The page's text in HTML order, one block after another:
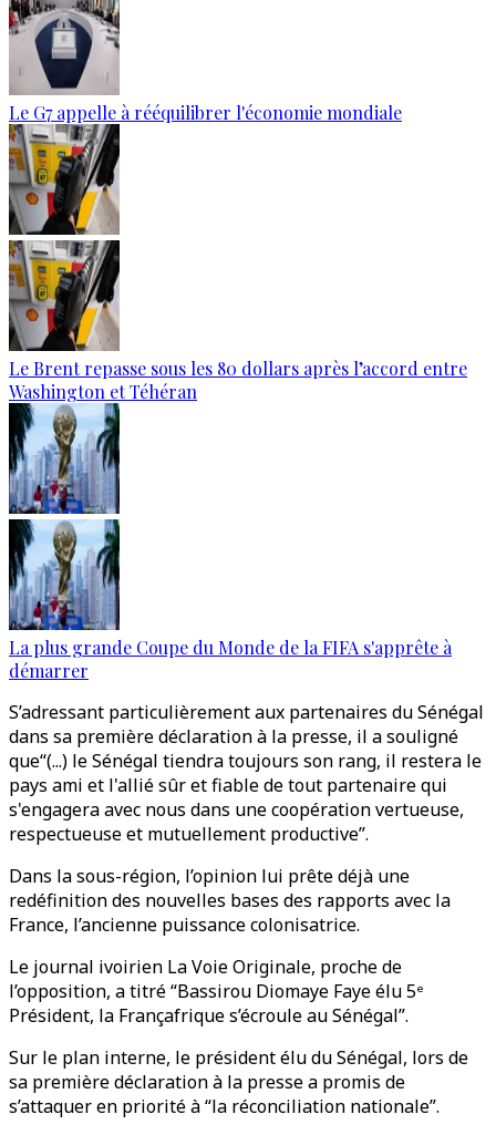
Le G7 appelle à rééquilibrer l'économie mondiale
Le Brent repasse sous les 80 dollars après l’accord entre
Washington et Téhéran
La plus grande Coupe du Monde de la FIFA s'apprête à
démarrer
S’adressant particulièrement aux partenaires du Sénégal
dans sa première déclaration à la presse, il a souligné
que“(...) le Sénégal tiendra toujours son rang, il restera le
pays ami et l'allié sûr et fiable de tout partenaire qui
s'engagera avec nous dans une coopération vertueuse,
respectueuse et mutuellement productive”.
Dans la sous-région, l’opinion lui prête déjà une
redéfinition des nouvelles bases des rapports avec la
France, l’ancienne puissance colonisatrice.
Le journal ivoirien La Voie Originale, proche de
l’opposition, a titré “Bassirou Diomaye Faye élu 5ᵉ
Président, la Françafrique s’écroule au Sénégal”.
Sur le plan interne, le président élu du Sénégal, lors de
sa première déclaration à la presse a promis de
s’attaquer en priorité à “la réconciliation nationale”.